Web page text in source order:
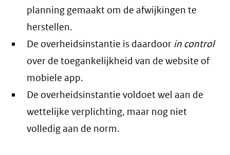
planning gemaakt om de afwijkingen te
herstellen.
De overheidsinstantie is daardoor in control
over de toegankelijkheid van de website of
mobiele app.
De overheidsinstantie voldoet wel aan de
wettelijke verplichting, maar nog niet
volledig aan de norm.